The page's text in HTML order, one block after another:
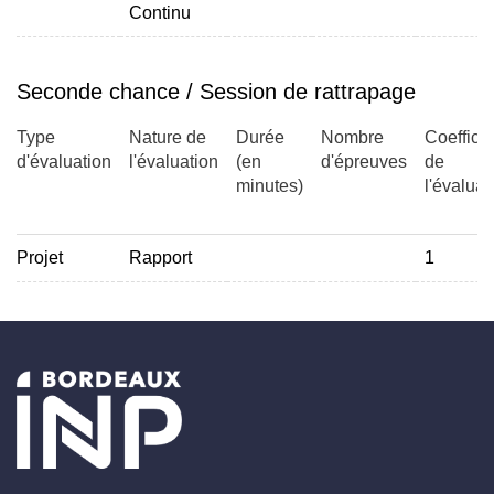
Continu
Seconde chance / Session de rattrapage
Type
d'évaluation
Nature de
l'évaluation
Durée
(en
minutes)
Nombre
d'épreuves
de
Projet Rapport 1